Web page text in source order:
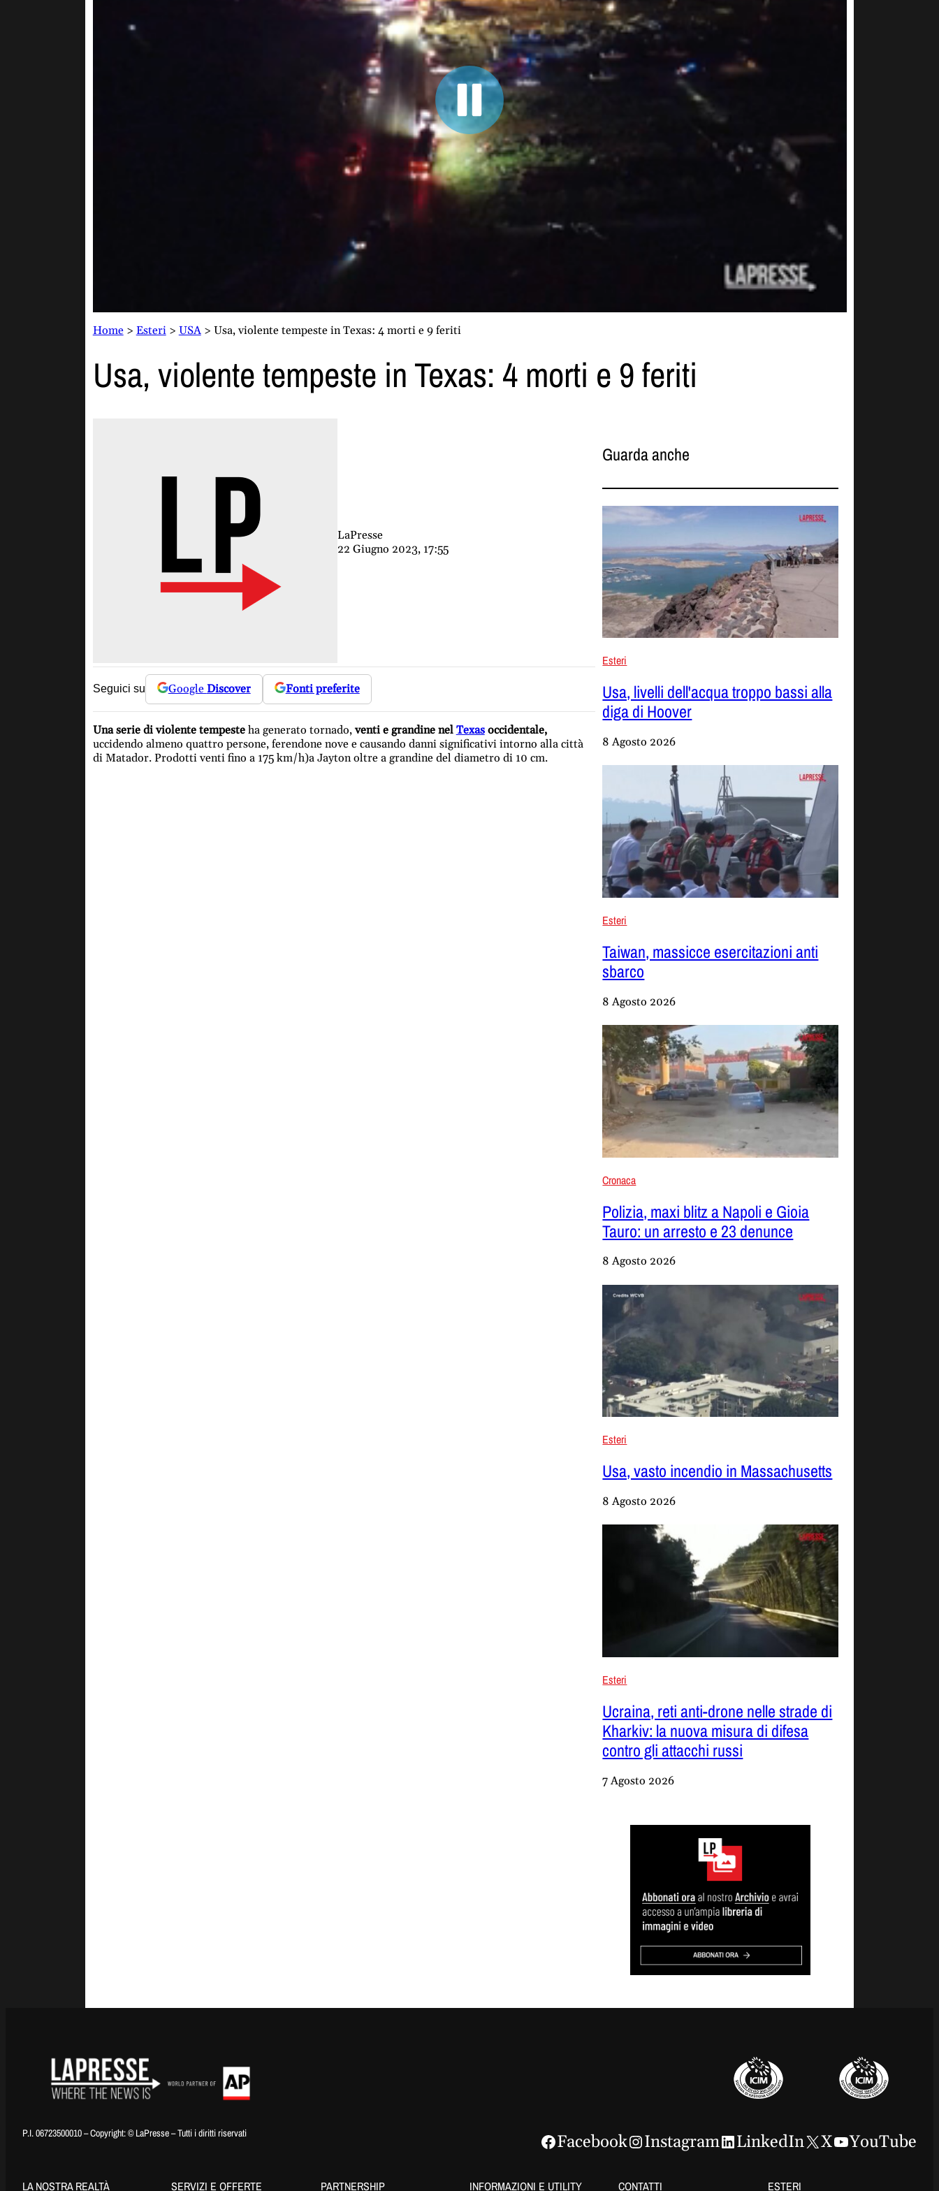
Home> Esteri> USA> Usa, violente tempeste in Texas: 4 morti e 9 feriti
Usa, violente tempeste in Texas: 4 morti e 9 feriti
LaPresse
22 Giugno 2023, 17:55
Seguici su Google Discover Fonti preferite
Una serie di violente tempesteha generato tornado,venti e grandine nel Texasoccidentale,
uccidendo almeno quattro persone, ferendone nove e causando danni significativi intorno alla città
di Matador. Prodotti venti fino a 175 km/h)a Jayton oltre a grandine del diametro di 10 cm.
Guarda anche
Esteri
Usa, livelli dell'acqua troppo bassi alla
diga di Hoover
8 Agosto 2026
Esteri
Taiwan, massicce esercitazioni anti
sbarco
8 Agosto 2026
Cronaca
Polizia, maxi blitz a Napoli e Gioia
Tauro: un arresto e 23 denunce
8 Agosto 2026
Esteri
Usa, vasto incendio in Massachusetts
8 Agosto 2026
Esteri
Ucraina, reti anti-drone nelle strade di
Kharkiv: la nuova misura di difesa
contro gli attacchi russi
7 Agosto 2026
P.I. 06723500010 – Copyright: © LaPresse – Tutti i diritti riservati Facebook Instagram LinkedIn X YouTube
LA NOSTRA REALTÀ SERVIZI E OFFERTE PARTNERSHIP INFORMAZIONI E UTILITY CONTATTI ESTERI